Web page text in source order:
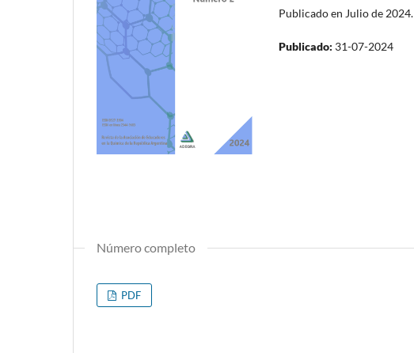
Publicado en Julio de 2024.
Publicado: 31-07-2024
Número completo
PDF